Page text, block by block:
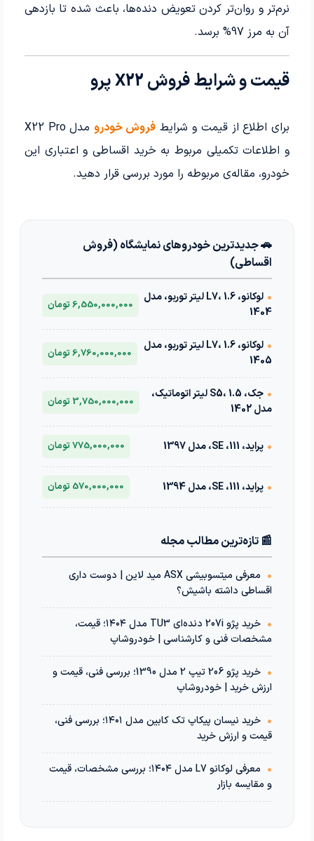
نرم‌تر و روان‌تر کردن تعویض دنده‌ها، باعث شده تا بازدهی
آن به مرز 97% برسد.
قیمت و شرایط فروش X22 پرو
برای اطلاع از قیمت و شرایط فروش خودرو
مدل X22 Pro
و اطلاعات تکمیلی مربوط به خرید اقساطی و اعتباری این
خودرو، مقاله‌ی مربوطه را مورد بررسی قرار دهید.
🚗 جدیدترین خودروهای نمایشگاه (فروش
اقساطی)
•
لوکانو، L7، 1.6 لیتر توربو، مدل
1404
6,550,000,000 تومان
•
لوکانو، L7، 1.6 لیتر توربو، مدل
1405
6,760,000,000 تومان
•
جک، S5، 1.5 لیتر اتوماتیک،
مدل 1402
3,750,000,000 تومان
• پراید، 111، SE، مدل 1397 775,000,000 تومان
• پراید، 111، SE، مدل 1394 570,000,000 تومان
📰 تازه‌ترین مطالب مجله
•
معرفی میتسوبیشی ASX مید لاین | دوست داری
اقساطی داشته باشیش؟
•
خرید پژو 207i دنده‌ای TU3 مدل ۱۴۰۴؛ قیمت،
مشخصات فنی و کارشناسی | خودروشاپ
•
خرید پژو 206 تیپ 2 مدل 1390؛ بررسی فنی، قیمت و
ارزش خرید | خودروشاپ
•
خرید نیسان پیکاپ تک کابین مدل ۱۴۰۱؛ بررسی فنی،
قیمت و ارزش خرید
•
معرفی لوکانو L7 مدل ۱۴۰۴؛ بررسی مشخصات، قیمت
و مقایسه بازار